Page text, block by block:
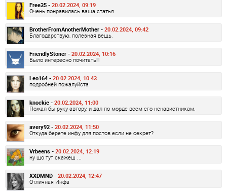
Free35 - 20.02.2024, 09:19
Очень понравилась ваша статья
BrotherFromAnotherMother - 20.02.2024, 09:42
Благодарствую, полезная вещь.
FriendlyStoner - 20.02.2024, 10:16
Было интересно почитать!!!
Leo164 - 20.02.2024, 10:43
подробней пожалуйста
knockie - 20.02.2024, 11:00
Пожал бы руку автору, и дал по морде всем его ненавистникам.
avery92 - 20.02.2024, 11:50
Откуда берете инфу для постов если не секрет?
Vrbeens - 20.02.2024, 12:19
ну що тут скажеш ...
XXDMND - 20.02.2024, 12:47
Отличная Инфа